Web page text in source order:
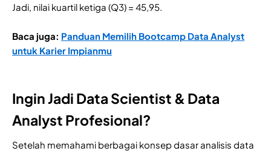
Jadi, nilai kuartil ketiga (Q3) = 45,95.
Baca juga: Panduan Memilih Bootcamp Data Analyst
untuk Karier Impianmu
Ingin Jadi Data Scientist & Data
Analyst Profesional?
Setelah memahami berbagai konsep dasar analisis data